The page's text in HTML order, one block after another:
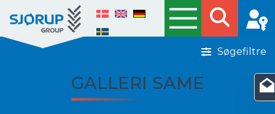
Søgefiltre
GALLERI SAME